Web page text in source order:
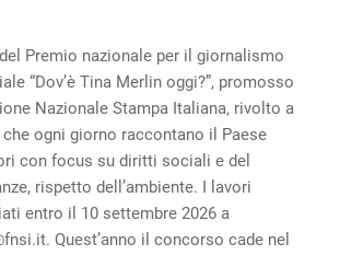
Premio nazionale per il giornalismo
“Dov’è Tina Merlin oggi?”, promosso
Nazionale Stampa Italiana, rivolto a
ogni giorno raccontano il Paese
con focus su diritti sociali e del
rispetto dell’ambiente. I lavori
entro il 10 settembre 2026 a
Quest’anno il concorso cade nel